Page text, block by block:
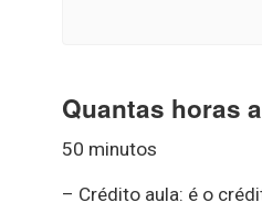
Quantas horas
50 minutos
– Crédito aula: é o